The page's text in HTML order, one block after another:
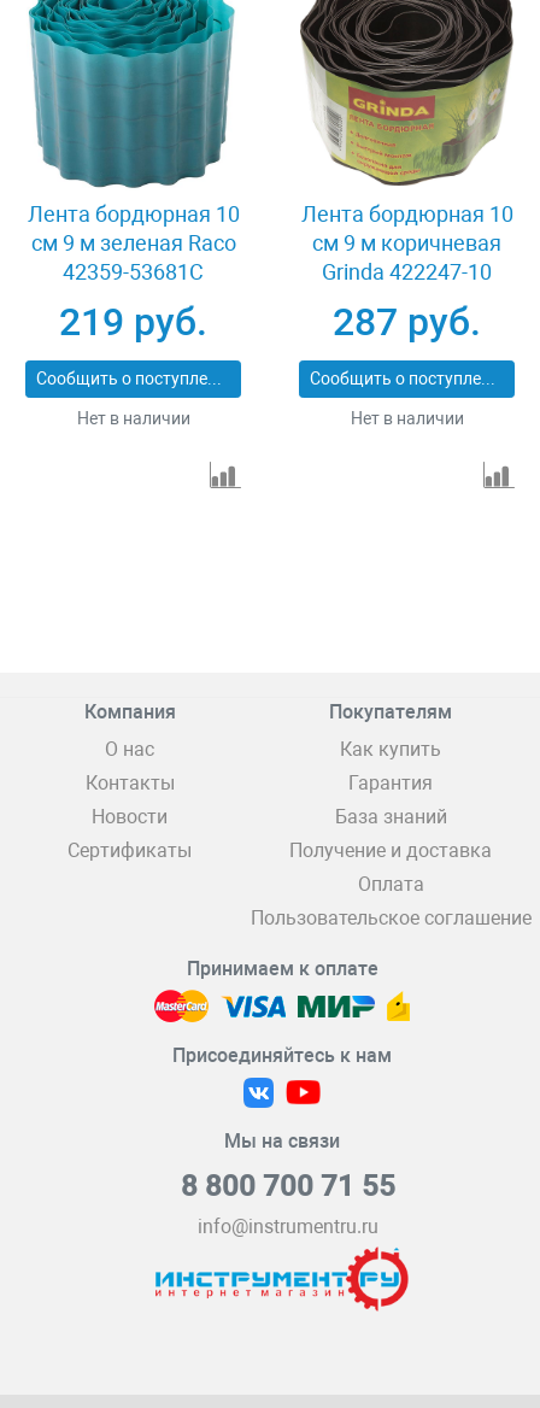
Лента бордюрная 10
см 9 м зеленая Raco
42359-53681C
219 руб.
Сообщить о поступлении
Нет в наличии
Лента бордюрная 10
см 9 м коричневая
Grinda 422247-10
287 руб.
Сообщить о поступлении
Нет в наличии
Компания
О нас
Контакты
Новости
Сертификаты
Покупателям
Как купить
Гарантия
База знаний
Получение и доставка
Оплата
Пользовательское соглашение
Принимаем к оплате
Присоединяйтесь к нам
Мы на связи
8 800 700 71 55
info@instrumentru.ru